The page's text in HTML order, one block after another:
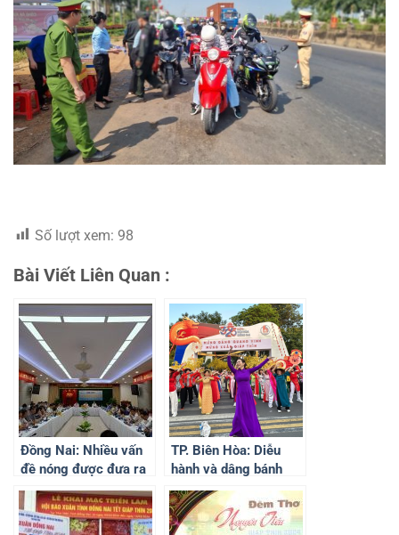
Số lượt xem: 98
Bài Viết Liên Quan :
Đồng Nai: Nhiều vấn
đề nóng được đưa ra
trong kỳ họp báo cuối
năm
TP. Biên Hòa: Diễu
hành và dâng bánh
“kính nhớ tổ tiên” nhân
dịp Tết Nguyên Đán
2024